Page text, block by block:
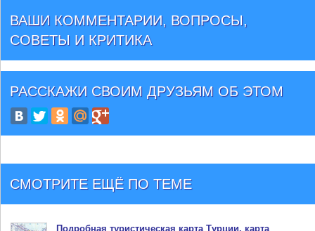
ВАШИ КОММЕНТАРИИ, ВОПРОСЫ,
СОВЕТЫ И КРИТИКА
РАССКАЖИ СВОИМ ДРУЗЬЯМ ОБ ЭТОМ
СМОТРИТЕ ЕЩЁ ПО ТЕМЕ
Подробная туристическая карта Турции, карта